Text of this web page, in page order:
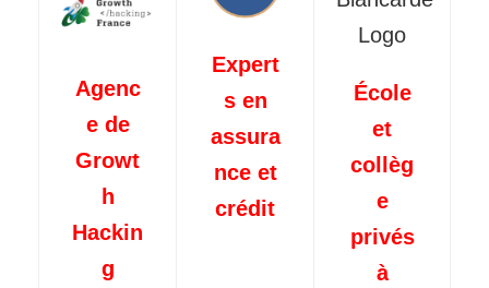
Agenc
e de
Growt
h
Hackin
g
Expert
s en
assura
nce et
crédit
École
et
collèg
e
privés
à